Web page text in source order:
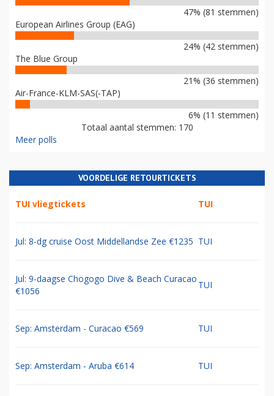
47% (81 stemmen)
European Airlines Group (EAG)
24% (42 stemmen)
The Blue Group
21% (36 stemmen)
Air-France-KLM-SAS(-TAP)
6% (11 stemmen)
Totaal aantal stemmen: 170
Meer polls
VOORDELIGE RETOURTICKETS
TUI vliegtickets TUI
Jul: 8-dg cruise Oost Middellandse Zee €1235 TUI
Jul: 9-daagse Chogogo Dive & Beach Curacao
€1056
TUI
Sep: Amsterdam - Curacao €569 TUI
Sep: Amsterdam - Aruba €614 TUI